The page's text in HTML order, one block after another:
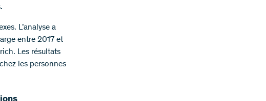
L’analyse a
entre 2017 et
Les résultats
les personnes